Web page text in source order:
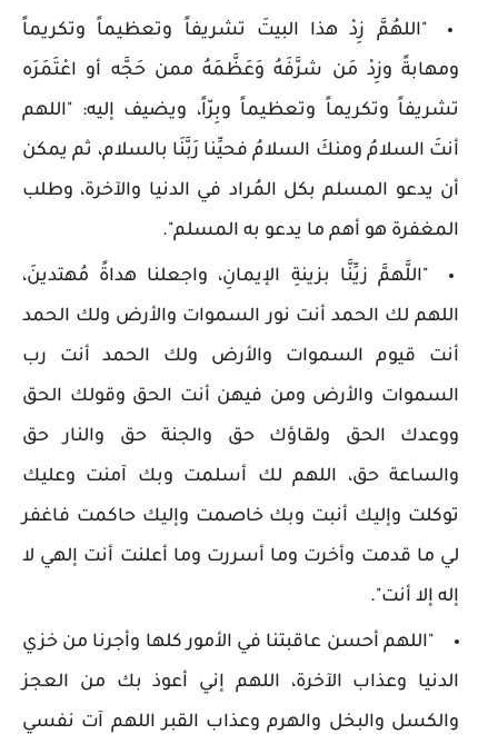
"اللهُمَّ زِدْ هذا البيتَ تشريفاً وتعظيماً وتكريماً
ومهابةً وزِدْ مَن شرَّفَهُ وَعَظَّمَهُ ممن حَجَّه أو اعْتَمَرَه
تشريفاً وتكريماً وتعظيماً وبِرّاً، ويضيف إليه: "اللهم
أنتَ السلامُ ومنكَ السلامُ فحيِّنا رَبَّنَا بالسلام، ثم يمكن
أن يدعو المسلم بكل المُراد في الدنيا والآخرة، وطلب
المغفرة هو أهم ما يدعو به المسلم".
"اللَّهمَّ زيِّنَّا بزينةِ الإيمانِ، واجعلنا هداةً مُهتدينَ،
اللهم لك الحمد أنت نور السموات والأرض ولك الحمد
أنت قيوم السموات والأرض ولك الحمد أنت رب
السموات والأرض ومن فيهن أنت الحق وقولك الحق
ووعدك الحق ولقاؤك حق والجنة حق والنار حق
والساعة حق، اللهم لك أسلمت وبك آمنت وعليك
توكلت وإليك أنبت وبك خاصمت وإليك حاكمت فاغفر
لي ما قدمت وأخرت وما أسررت وما أعلنت أنت إلهي لا
إله إلا أنت".
"اللهم أحسن عاقبتنا في الأمور كلها وأجرنا من خزي
الدنيا وعذاب الآخرة، اللهم إني أعوذ بك من العجز
والكسل والبخل والهرم وعذاب القبر اللهم آت نفسي